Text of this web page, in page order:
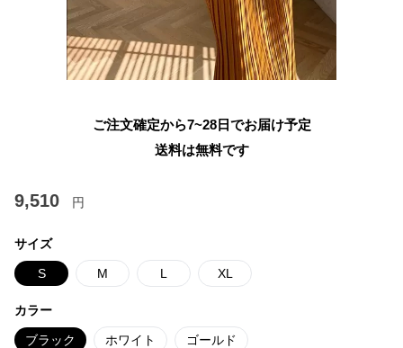
ご注文確定から7~28日でお届け予定
送料は無料です
9,510 円
サイズ
S M L XL
カラー
ブラック ホワイト ゴールド